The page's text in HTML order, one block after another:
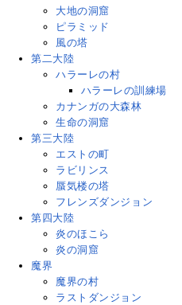
大地の洞窟
ピラミッド
風の塔
第二大陸
ハラーレの村
ハラーレの訓練場
カナンガの大森林
生命の洞窟
第三大陸
エストの町
ラビリンス
蜃気楼の塔
フレンズダンジョン
第四大陸
炎のほこら
炎の洞窟
魔界
魔界の村
ラストダンジョン